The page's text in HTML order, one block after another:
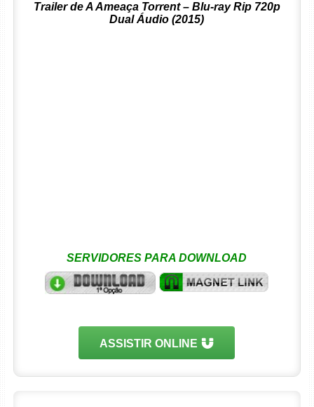
Trailer de A Ameaça Torrent – Blu-ray Rip 720p
Dual Áudio (2015)
SERVIDORES PARA DOWNLOAD
ASSISTIR ONLINE